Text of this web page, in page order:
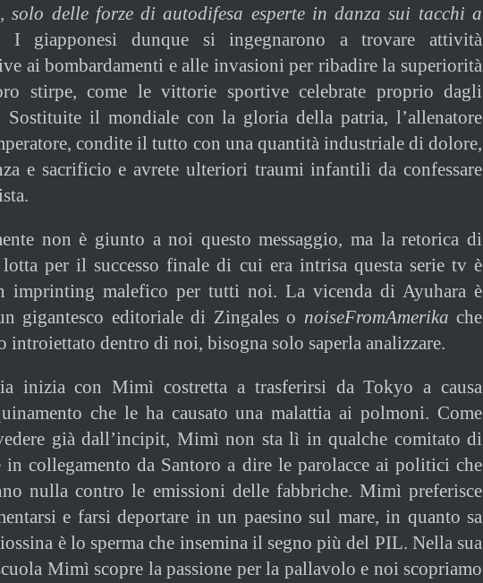
solo delle forze di autodifesa esperte in danza sui tacchi a
I giapponesi dunque si ingegnarono a trovare attività
ai bombardamenti e alle invasioni per ribadire la superiorità
stirpe, come le vittorie sportive celebrate proprio dagli
Sostituite il mondiale con la gloria della patria, l’allenatore
condite il tutto con una quantità industriale di dolore,
e sacrificio e avrete ulteriori traumi infantili da confessare
non è giunto a noi questo messaggio, ma la retorica di
lotta per il successo finale di cui era intrisa questa serie tv è
imprinting malefico per tutti noi. La vicenda di Ayuhara è
gigantesco editoriale di Zingales o noiseFromAmerika che
introiettato dentro di noi, bisogna solo saperla analizzare.
inizia con Mimì costretta a trasferirsi da Tokyo a causa
che le ha causato una malattia ai polmoni. Come
già dall’incipit, Mimì non sta lì in qualche comitato di
in collegamento da Santoro a dire le parolacce ai politici che
nulla contro le emissioni delle fabbriche. Mimì preferisce
e farsi deportare in un paesino sul mare, in quanto sa
è lo sperma che insemina il segno più del PIL. Nella sua
Mimì scopre la passione per la pallavolo e noi scopriamo